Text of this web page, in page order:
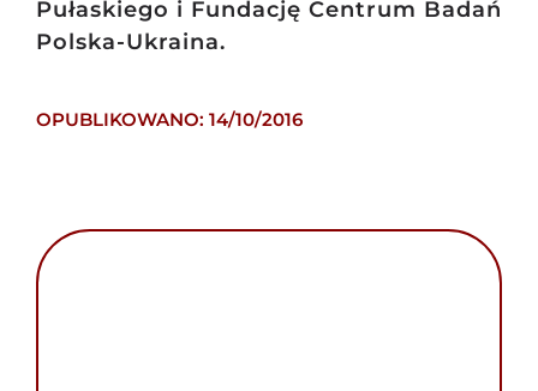
Pułaskiego i Fundację Centrum Badań
Polska-Ukraina.
OPUBLIKOWANO: 14/10/2016